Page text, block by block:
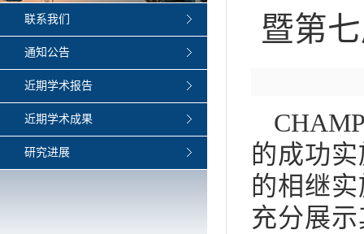
联系我们
通知公告
近期学术报告
近期学术成果
研究进展
暨第
的成功
的相继
充分展